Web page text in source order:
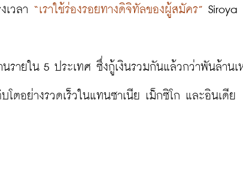
เวลา “เราใช้ร่องรอยทางดิจิทัลของผู้สมัคร” Siroya
รายใน 5 ประเทศ ซึ่งกู้เงินรวมกันแล้วกว่าพันล้านเ
ตอย่างรวดเร็วในแทนซาเนีย เม็กซิโก และอินเดีย